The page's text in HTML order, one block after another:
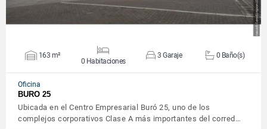
163 m²
0 Habitaciones
3 Garaje 0 Baño(s)
Oficina
BURO 25
Ubicada en el Centro Empresarial Buró 25, uno de los
complejos corporativos Clase A más importantes del corred…